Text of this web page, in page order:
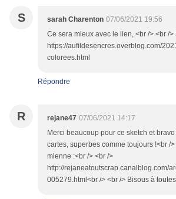
S sarah Charenton 07/06/2021 19:56
Ce sera mieux avec le lien, <br /> <br />
https://aufildesencres.overblog.com/
colorees.html
Répondre
R rejane47 07/06/2021 14:17
Merci beaucoup pour ce sketch et
cartes, superbes comme toujours !<br /
mienne :<br /> <br />
http://rejaneatoutscrap.canalblog.com/
005279.html<br /> <br /> Bisous à